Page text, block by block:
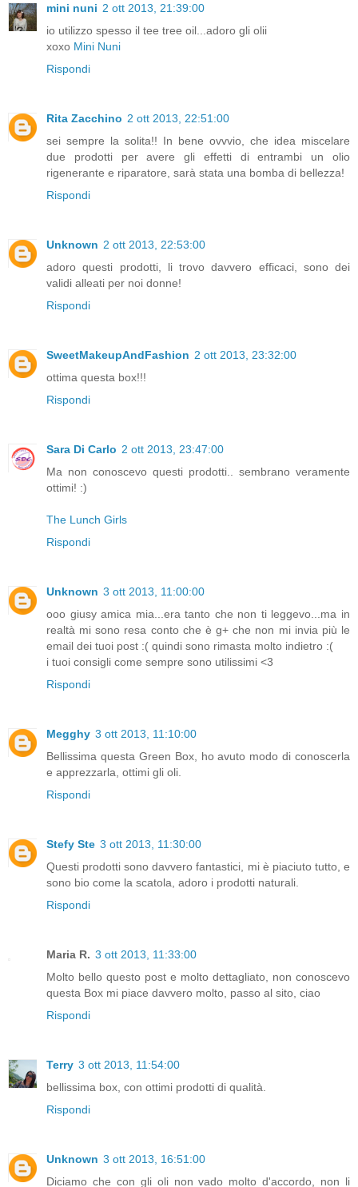
mini nuni 2 ott 2013, 21:39:00
io utilizzo spesso il tee tree oil...adoro gli olii
xoxo Mini Nuni
Rispondi
Rita Zacchino 2 ott 2013, 22:51:00
sei sempre la solita!! In bene ovvvio, che idea miscelare
due prodotti per avere gli effetti di entrambi un olio
rigenerante e riparatore, sarà stata una bomba di bellezza!
Rispondi
Unknown 2 ott 2013, 22:53:00
adoro questi prodotti, li trovo davvero efficaci, sono dei
validi alleati per noi donne!
Rispondi
SweetMakeupAndFashion 2 ott 2013, 23:32:00
ottima questa box!!!
Rispondi
Sara Di Carlo 2 ott 2013, 23:47:00
Ma non conoscevo questi prodotti.. sembrano veramente
ottimi! :)
The Lunch Girls
Rispondi
Unknown 3 ott 2013, 11:00:00
ooo giusy amica mia...era tanto che non ti leggevo...ma in
realtà mi sono resa conto che è g+ che non mi invia più le
email dei tuoi post :( quindi sono rimasta molto indietro :(
i tuoi consigli come sempre sono utilissimi <3
Rispondi
Megghy 3 ott 2013, 11:10:00
Bellissima questa Green Box, ho avuto modo di conoscerla
e apprezzarla, ottimi gli oli.
Rispondi
Stefy Ste 3 ott 2013, 11:30:00
Questi prodotti sono davvero fantastici, mi è piaciuto tutto, e
sono bio come la scatola, adoro i prodotti naturali.
Rispondi
Maria R. 3 ott 2013, 11:33:00
Molto bello questo post e molto dettagliato, non conoscevo
questa Box mi piace davvero molto, passo al sito, ciao
Rispondi
Terry 3 ott 2013, 11:54:00
bellissima box, con ottimi prodotti di qualità.
Rispondi
Unknown 3 ott 2013, 16:51:00
Diciamo che con gli oli non vado molto d'accordo, non li